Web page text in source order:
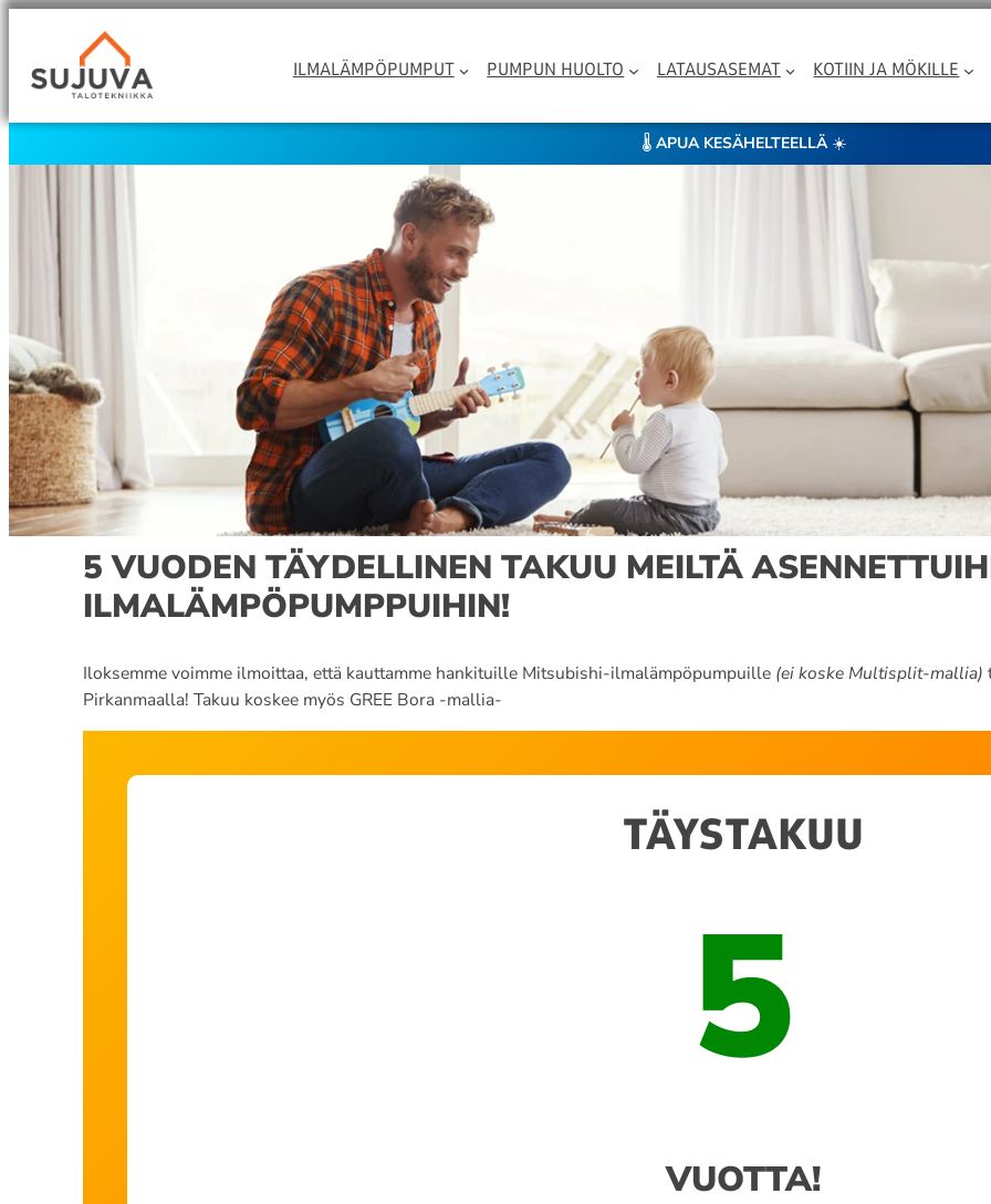
ILMALÄMPÖPUMPUT
PUMPUN HUOLTO LATAUSASEMAT KOTIIN JA MÖKILLE
🌡️ APUA KESÄHELTEELLÄ☀️
5 VUODEN TÄYDELLINEN TAKUU MEILTÄ
ILMALÄMPÖPUMPPUIHIN!
Iloksemme voimme ilmoittaa, että kauttamme hankituille Mitsubishi-ilmalämpöpumpuille (ei koske Multisplit-mallia)
Pirkanmaalla! Takuu koskee myös GREE Bora -mallia-
TÄYSTAKUU
5
VUOTTA!